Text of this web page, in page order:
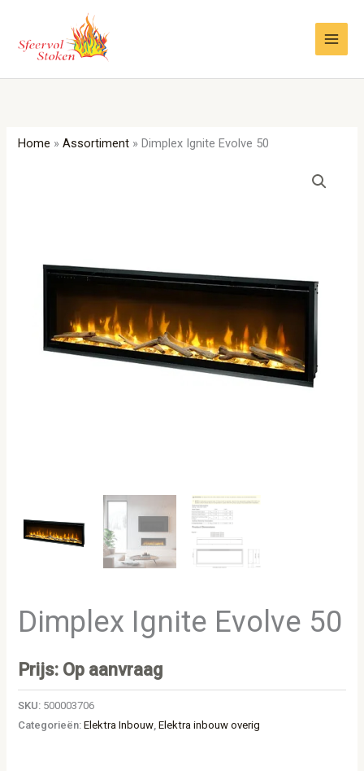
inhoud
Home »Assortiment » Dimplex Ignite Evolve 50
Dimplex Ignite Evolve 50
Prijs: Op aanvraag
SKU: 500003706
Categorieën:Elektra Inbouw ,Elektra inbouw overig